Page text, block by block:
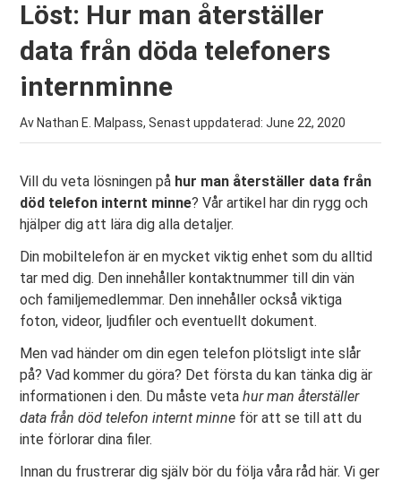
Löst: Hur man återställer
data från döda telefoners
internminne
Av Nathan E. Malpass, Senast uppdaterad:June 22, 2020
Vill du veta lösningen på hur man återställer data från
död telefon internt minne? Vår artikel har din rygg och
hjälper dig att lära dig alla detaljer.
Din mobiltelefon är en mycket viktig enhet som du alltid
tar med dig. Den innehåller kontaktnummer till din vän
och familjemedlemmar. Den innehåller också viktiga
foton, videor, ljudfiler och eventuellt dokument.
Men vad händer om din egen telefon plötsligt inte slår
på? Vad kommer du göra? Det första du kan tänka dig är
informationen i den. Du måste vetahur man återställer
data från död telefon internt minne för att se till att du
inte förlorar dina filer.
Innan du frustrerar dig själv bör du följa våra råd här. Vi ger